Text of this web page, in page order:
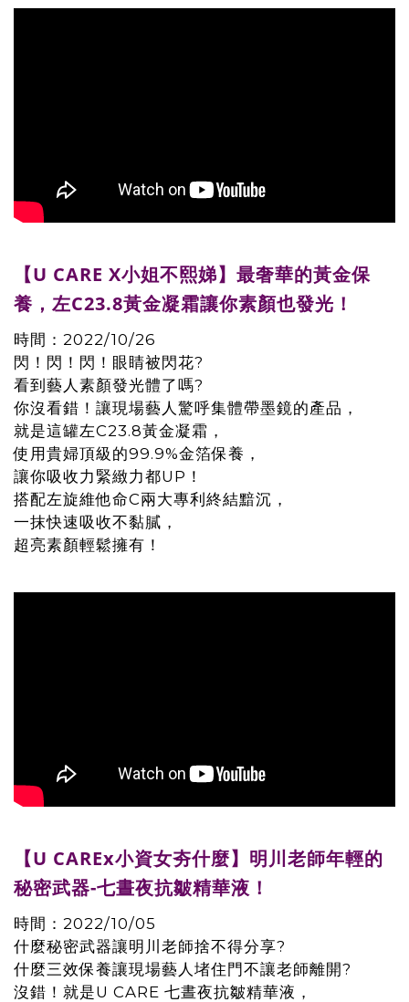
【U CARE X小姐不熙娣】最奢華的黃金保
養，左C23.8黃金凝霜讓你素顏也發光！
時間：2022/10/26
閃！閃！閃！眼睛被閃花?
看到藝人素顏發光體了嗎?
你沒看錯！讓現場藝人驚呼集體帶墨鏡的產品，
就是這罐左C23.8黃金凝霜，
使用貴婦頂級的99.9%金箔保養，
讓你吸收力緊緻力都UP！
搭配左旋維他命C兩大專利終結黯沉，
一抹快速吸收不黏膩，
超亮素顏輕鬆擁有！
【U CAREx小資女夯什麼】明川老師年輕的
秘密武器-七晝夜抗皺精華液！
時間：2022/10/05
什麼秘密武器讓明川老師捨不得分享?
什麼三效保養讓現場藝人堵住門不讓老師離開?
沒錯！就是U CARE 七晝夜抗皺精華液，